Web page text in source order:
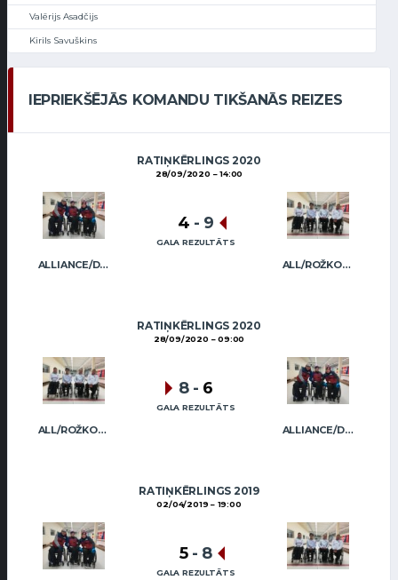
Valērijs Asadčijs
Kirils Savuškins
IEPRIEKŠĒJĀS KOMANDU TIKŠANĀS REIZES
RATIŅKĒRLINGS 2020
28/09/2020 14:00
ALLIANCE/DIMBOVSKIS ALL/ROŽKOVA
4 - 9
GALA REZULTĀTS
RATIŅKĒRLINGS 2020
28/09/2020 09:00
ALL/ROŽKOVA ALLIANCE/DIMBOVSKIS
8 - 6
GALA REZULTĀTS
RATIŅKĒRLINGS 2019
02/04/2019 19:00
5 - 8
GALA REZULTĀTS